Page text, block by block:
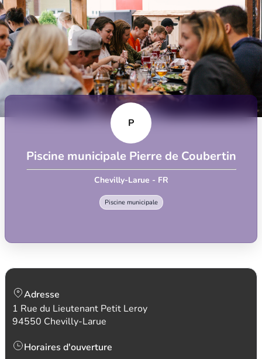
P
Piscine municipale Pierre de Coubertin
Chevilly-Larue - FR
Piscine municipale
Adresse
1 Rue du Lieutenant Petit Leroy
94550 Chevilly-Larue
Horaires d'ouverture